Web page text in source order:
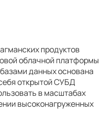
продуктов
облачной платформы
данных основана
открытой СУБД
в масштабах
высоконагруженных